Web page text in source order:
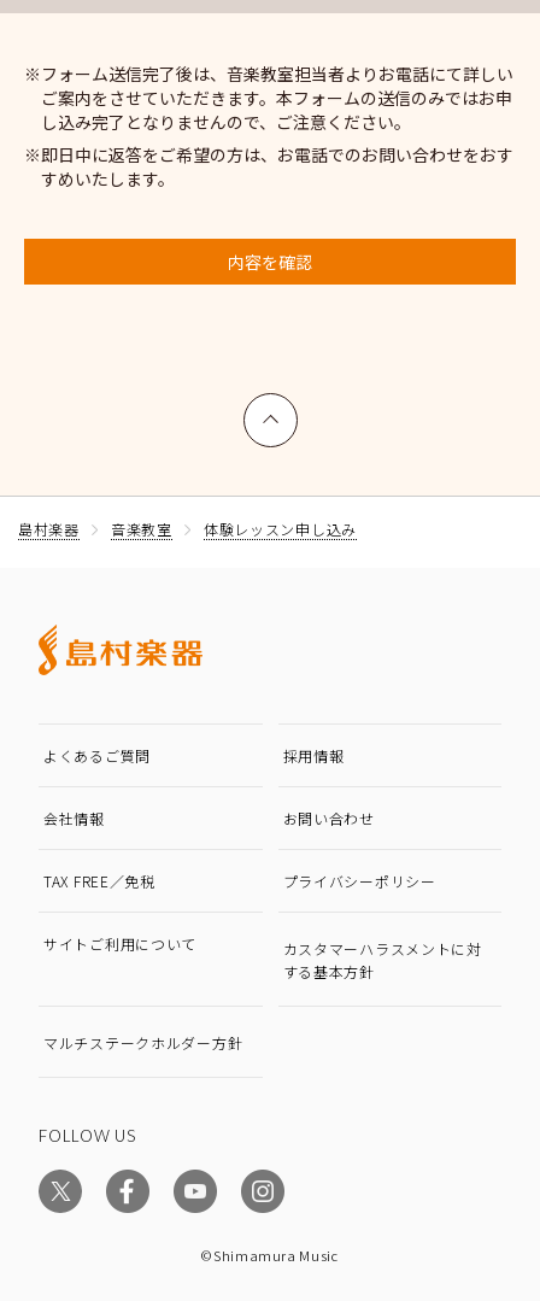
フォーム送信完了後は、音楽教室担当者よりお電話にて詳しい
ご案内をさせていただきます。本フォームの送信のみではお申
し込み完了となりませんので、ご注意ください。
即日中に返答をご希望の方は、お電話でのお問い合わせをおす
すめいたします。
内容を確認
上へ戻る
島村楽器 音楽教室 体験レッスン申し込み
よくあるご質問 採用情報
会社情報 お問い合わせ
TAX FREE／免税 プライバシーポリシー
サイトご利用について
カスタマーハラスメントに対
する基本方針
マルチステークホルダー方針
FOLLOW US
©Shimamura Music